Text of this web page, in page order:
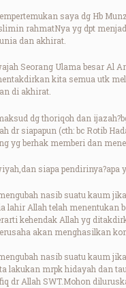
saya dg Hb
rahmatNya yg dpt
dan akhirat.
Seorang Ulama besar Al
kita semua utk
di akhirat.
dg thoriqoh dan
dr siapapun (cth: bc Rotib
yg berhak memberi dan
siapa pendirinya?apa
nasib suatu kaum
lahir Allah telah menentukan
kehendak Allah yg
akan menghasilkan
nasib suatu kaum
lakukan mrpk hidayah dan
dr Allah SWT.Mohon